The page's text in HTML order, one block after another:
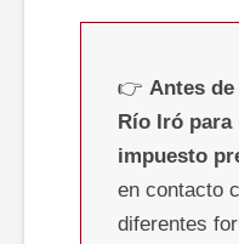
👉 Antes
Río Iró
impuesto
en contacto
diferentes